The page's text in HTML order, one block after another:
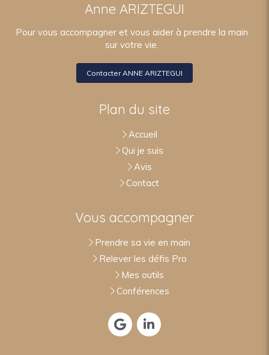
Anne ARIZTEGUI
Pour vous accompagner et vous aider à prendre la main
sur votre vie.
Contacter ANNE ARIZTEGUI
Plan du site
Accueil
Qui je suis
Avis
Contact
Vous accompagner
Prendre sa vie en main
Relever les défis Pro
Mes outils
Conférences